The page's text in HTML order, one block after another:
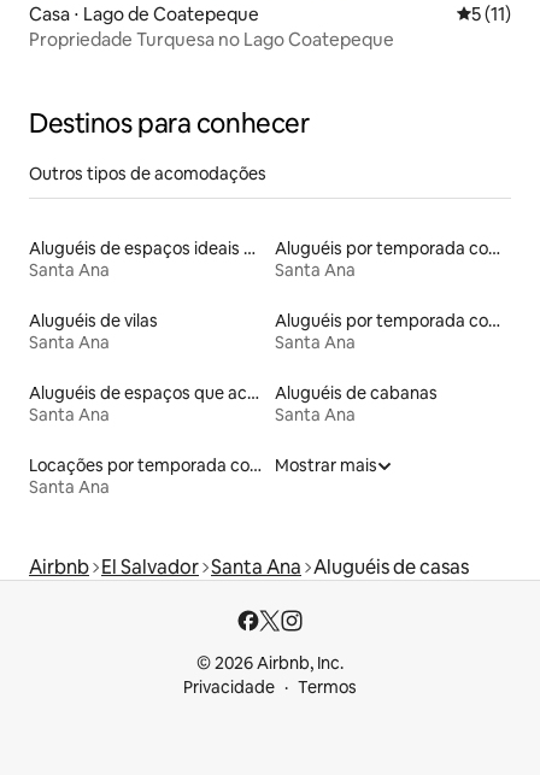
Casa ⋅ Lago de Coatepeque 5 de uma
5 (11)
Propriedade Turquesa no Lago Coatepeque
Destinos para conhecer
Outros tipos de acomodações
Aluguéis de espaços ideais para famílias
Santa Ana
Aluguéis por temporada com acesso ao lago
Santa Ana
Aluguéis de vilas
Santa Ana
Aluguéis por temporada com banheira de hidromassagem
Santa Ana
Aluguéis de espaços que aceitam animais de estimação
Santa Ana
Aluguéis de cabanas
Santa Ana
Locações por temporada com piscina
Santa Ana
Mostrar mais
Airbnb El Salvador Santa Ana Aluguéis de casas
© 2026 Airbnb, Inc.
Privacidade
Termos